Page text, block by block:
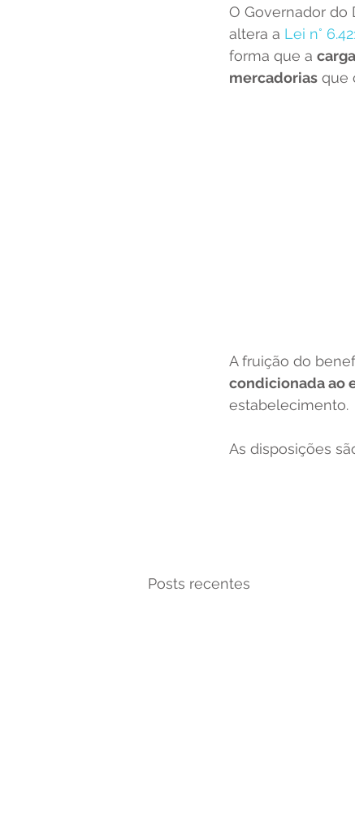
O Governador do
altera a Lei n°
forma que a
mercadorias que
A fruição do
condicionada ao
estabelecimento.
As disposições
Posts recentes